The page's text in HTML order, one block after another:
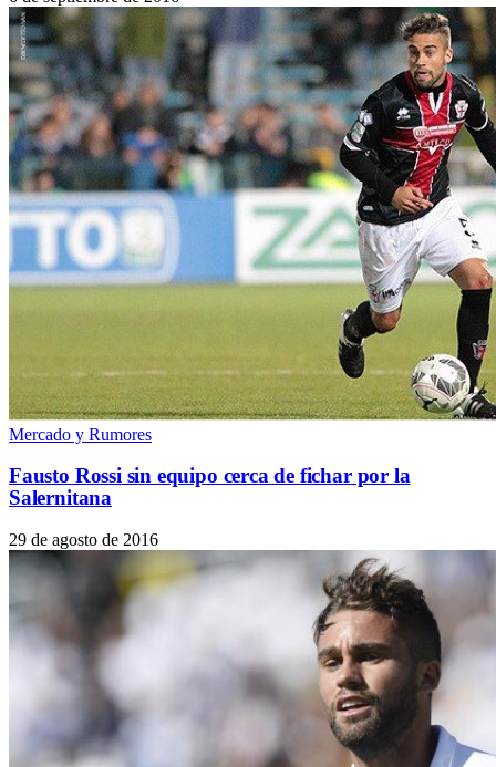
Mercado y Rumores
Fausto Rossi sin equipo cerca de fichar por la
Salernitana
29 de agosto de 2016